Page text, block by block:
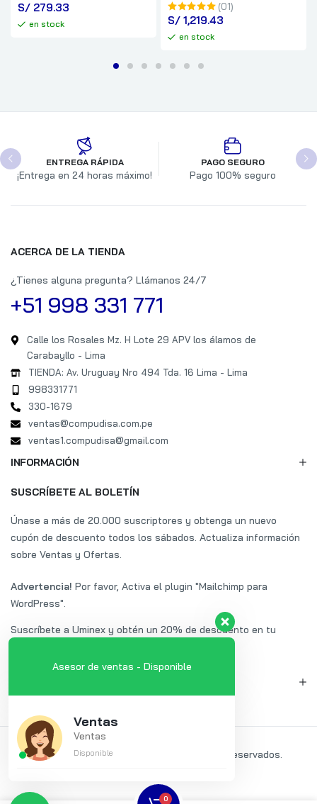
0
S/ 279.33
en stock
(01)
S/ 1,219.43
en stock
ENTREGA RÁPIDA
¡Entrega en 24 horas máximo!
PAGO SEGURO
Pago 100% seguro
ACERCA DE LA TIENDA
¿Tienes alguna pregunta? Llámanos 24/7
+51 998 331 771
Calle los Rosales Mz. H Lote 29 APV los álamos de
Carabayllo - Lima
TIENDA: Av. Uruguay Nro 494 Tda. 16 Lima - Lima
998331771
330-1679
ventas@compudisa.com.pe
ventas1.compudisa@gmail.com
INFORMACIÓN
SUSCRÍBETE AL BOLETÍN
Únase a más de 20.000 suscriptores y obtenga un nuevo
cupón de descuento todos los sábados. Actualiza información
sobre Ventas y Ofertas.
Advertencia! Por favor, Activa el plugin "Mailchimp para
WordPress".
Suscríbete a Uminex y obtén un 20% de descuento en tu
2024 © COMPUDISA
Todos los derechos reservados.
Asesor de ventas - Disponible
Ventas
Ventas
Disponible